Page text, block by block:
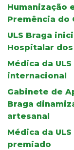
Humanização
Premência do
ULS Braga
Hospitalar dos
Médica da
internacional
Gabinete de
Braga
artesanal
Médica da
premiado